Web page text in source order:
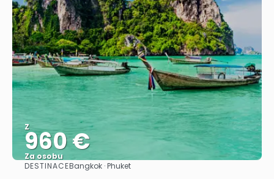
Z
960 €
Za osobu
Zobrazit
DESTINACEBangkok · Phuket